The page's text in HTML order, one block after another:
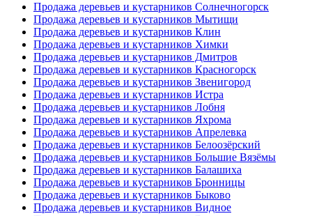
Продажа деревьев и кустарников Солнечногорск
Продажа деревьев и кустарников Мытищи
Продажа деревьев и кустарников Клин
Продажа деревьев и кустарников Химки
Продажа деревьев и кустарников Дмитров
Продажа деревьев и кустарников Красногорск
Продажа деревьев и кустарников Звенигород
Продажа деревьев и кустарников Истра
Продажа деревьев и кустарников Лобня
Продажа деревьев и кустарников Яхрома
Продажа деревьев и кустарников Апрелевка
Продажа деревьев и кустарников Белоозёрский
Продажа деревьев и кустарников Большие Вязёмы
Продажа деревьев и кустарников Балашиха
Продажа деревьев и кустарников Бронницы
Продажа деревьев и кустарников Быково
Продажа деревьев и кустарников Видное